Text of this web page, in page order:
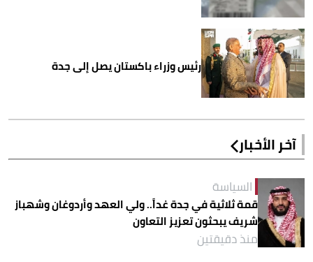
رئيس وزراء باكستان يصل إلى جدة
آخر الأخبار
السياسة
قمة ثلاثية في جدة غداً.. ولي العهد وأردوغان وشهباز
شريف يبحثون تعزيز التعاون
منذ دقيقتين